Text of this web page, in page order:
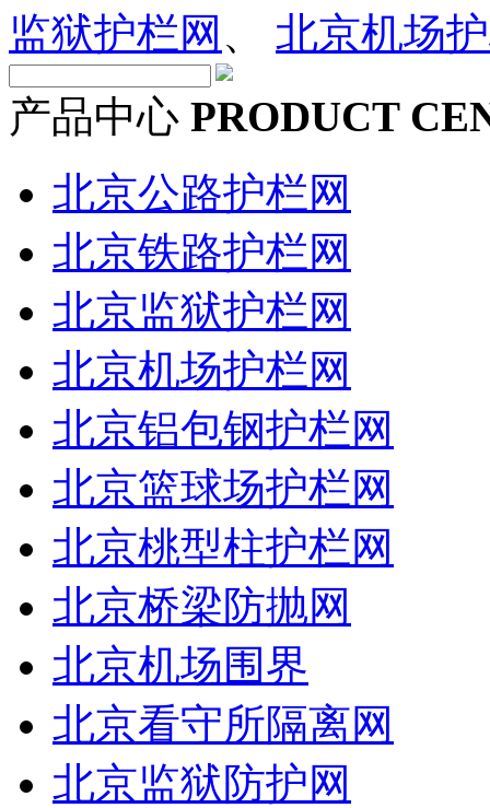
监狱护栏网 、 北京机场
产品中心 PRODUCT
北京公路护栏网
北京铁路护栏网
北京监狱护栏网
北京机场护栏网
北京铝包钢护栏网
北京篮球场护栏网
北京桃型柱护栏网
北京桥梁防抛网
北京机场围界
北京看守所隔离网
北京监狱防护网